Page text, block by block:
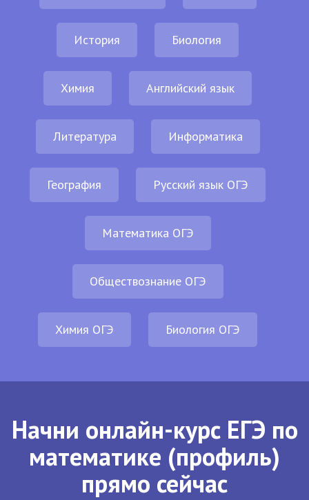
История Биология
Химия Английский язык
Литература Информатика
География Русский язык ОГЭ
Математика ОГЭ
Обществознание ОГЭ
Химия ОГЭ Биология ОГЭ
Начни онлайн-курс ЕГЭ по
математике (профиль)
прямо сейчас